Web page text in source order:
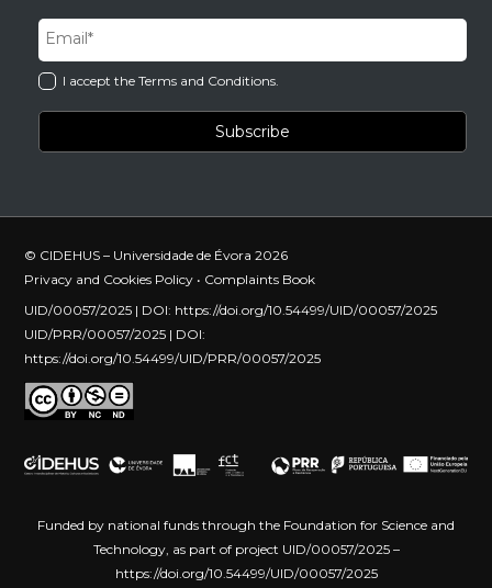
I accept the Terms and Conditions.
© CIDEHUS – Universidade de Évora 2026
Privacy and Cookies Policy • Complaints Book
UID/00057/2025 | DOI: https://doi.org/10.54499/UID/00057/2025
UID/PRR/00057/2025 | DOI:
https://doi.org/10.54499/UID/PRR/00057/2025
Funded by national funds through the Foundation for Science and
Technology, as part of project UID/00057/2025 –
https://doi.org/10.54499/UID/00057/2025